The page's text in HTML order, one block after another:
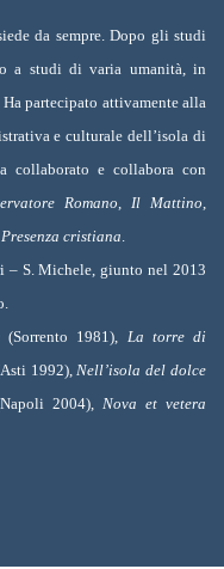
da sempre. Dopo gli studi
a studi di varia umanità, in
partecipato attivamente alla
e culturale dell’isola di
collaborato e collabora con
Romano,Il Mattino,
Presenza cristiana.
– S. Michele, giunto nel 2013
(Sorrento 1981), La torre di
1992),Nell’isola del dolce
2004), Nova et vetera